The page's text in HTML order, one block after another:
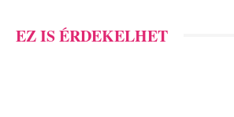
EZ IS ÉRDEKELHET